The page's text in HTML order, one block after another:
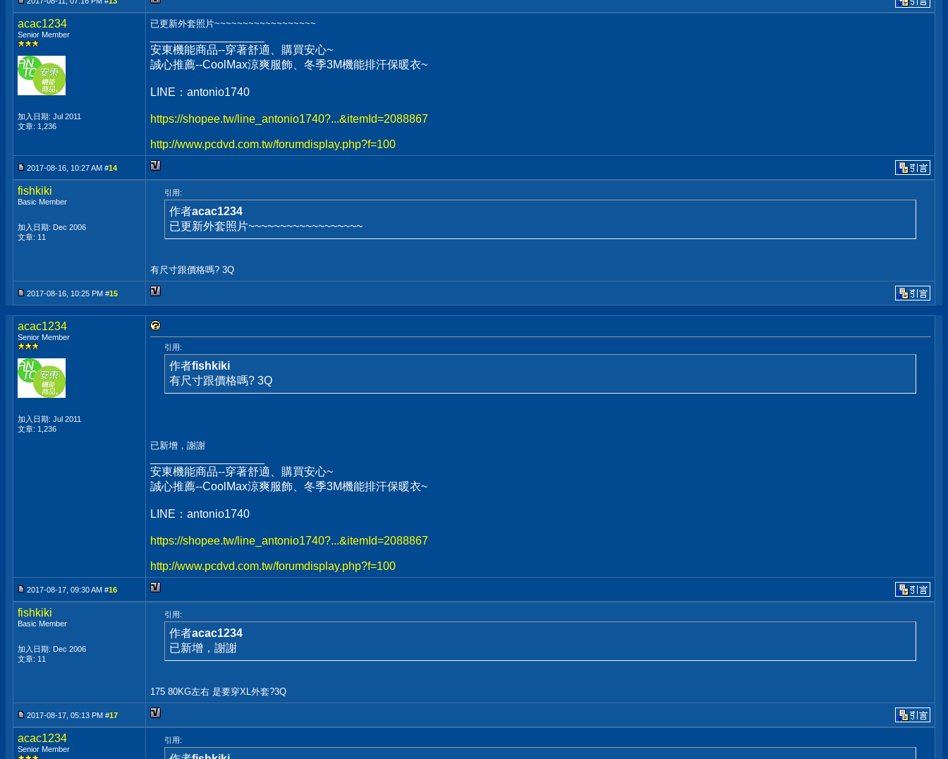
acac1234
Senior Member
加入日期: Jul 2011
文章: 1,236
已更新外套照片~~~~~~~~~~~~~~~~~~
安東機能商品--穿著舒適、購買安心~
誠心推薦--CoolMax涼爽服飾、冬季3M機能排汗保暖衣~
LINE：antonio1740
https://shopee.tw/line_antonio1740?...&itemId=2088867
http://www.pcdvd.com.tw/forumdisplay.php?f=100
2017-08-16, 10:27 AM #14
fishkiki
Basic Member
加入日期: Dec 2006
文章: 11
引用:
作者acac1234
已更新外套照片~~~~~~~~~~~~~~~~~~
有尺寸跟價格嗎? 3Q
2017-08-16, 10:25 PM #15
acac1234
Senior Member
加入日期: Jul 2011
文章: 1,236
引用:
作者fishkiki
有尺寸跟價格嗎? 3Q
已新增，謝謝
安東機能商品--穿著舒適、購買安心~
誠心推薦--CoolMax涼爽服飾、冬季3M機能排汗保暖衣~
LINE：antonio1740
https://shopee.tw/line_antonio1740?...&itemId=2088867
http://www.pcdvd.com.tw/forumdisplay.php?f=100
2017-08-17, 09:30 AM #16
fishkiki
Basic Member
加入日期: Dec 2006
文章: 11
引用:
作者acac1234
已新增，謝謝
175 80KG左右 是要穿XL外套?3Q
2017-08-17, 05:13 PM #17
acac1234
Senior Member
引用: